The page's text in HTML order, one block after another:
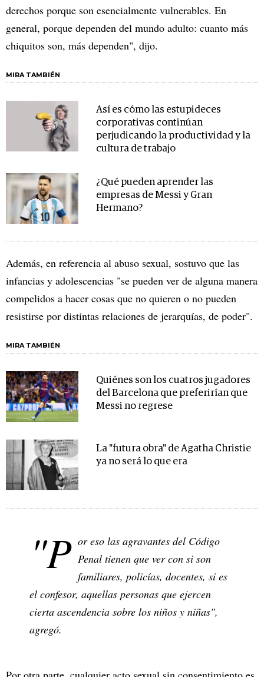
derechos porque son esencialmente vulnerables. En
general, porque dependen del mundo adulto: cuanto más
chiquitos son, más dependen", dijo.
MIRA TAMBIÉN
Así es cómo las estupideces
corporativas continúan
perjudicando la productividad y la
cultura de trabajo
¿Qué pueden aprender las
empresas de Messi y Gran
Hermano?
Además, en referencia al abuso sexual, sostuvo que las
infancias y adolescencias "se pueden ver de alguna manera
compelidos a hacer cosas que no quieren o no pueden
resistirse por distintas relaciones de jerarquías, de poder".
MIRA TAMBIÉN
Quiénes son los cuatros jugadores
del Barcelona que preferirían que
Messi no regrese
La "futura obra" de Agatha Christie
ya no será lo que era
"P or eso las agravantes del Código
Penal tienen que ver con si son
familiares, policías, docentes, si es
el confesor, aquellas personas que ejercen
cierta ascendencia sobre los niños y niñas",
agregó.